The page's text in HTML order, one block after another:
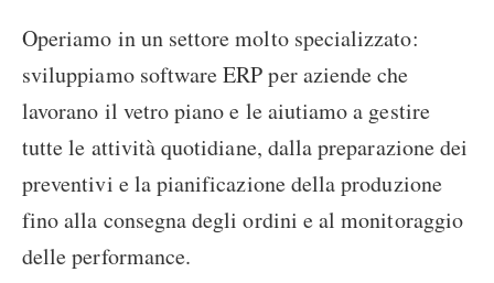
Operiamo in un settore molto specializzato:
sviluppiamo software ERP per aziende che
lavorano il vetro piano e le aiutiamo a gestire
tutte le attività quotidiane, dalla preparazione dei
preventivi e la pianificazione della produzione
fino alla consegna degli ordini e al monitoraggio
delle performance.